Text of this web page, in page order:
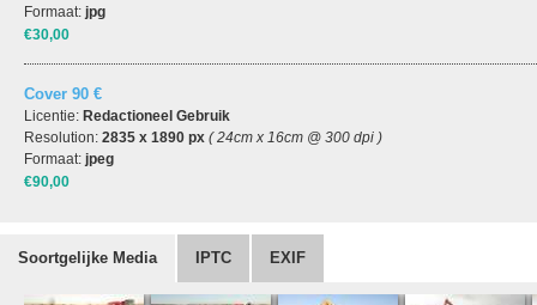
Formaat: jpg
€30,00
Cover 90 €
Licentie: Redactioneel Gebruik
Resolution: 2835 x 1890 px ( 24cm x 16cm @ 300 dpi )
Formaat: jpeg
€90,00
Soortgelijke Media IPTC EXIF